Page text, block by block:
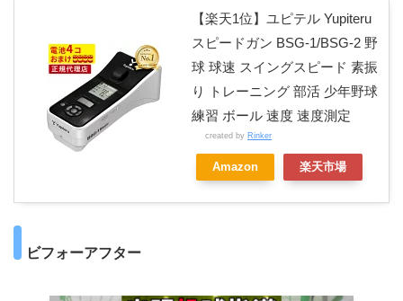
【楽天1位】ユピテル Yupiteru
スピードガン BSG-1/BSG-2 野
球 球速 スイングスピード 素振
り トレーニング 部活 少年野球
練習 ボール 速度 速度測定
created by Rinker
Amazon 楽天市場
ビフォーアフター